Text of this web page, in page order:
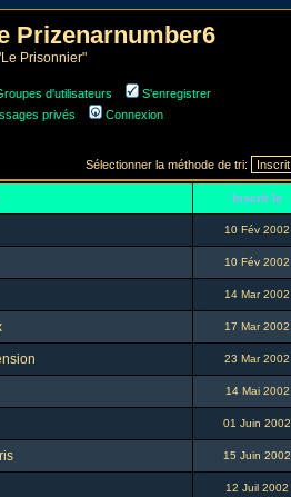
Prizenarnumber6
Prisonnier"
d'utilisateurs
S'enregistrer
privés Connexion
Sélectionner la méthode de tri:
Inscrit le
10 Fév 2002
10 Fév 2002
14 Mar 2002
17 Mar 2002
23 Mar 2002
14 Mai 2002
01 Juin 2002
15 Juin 2002
12 Juil 2002